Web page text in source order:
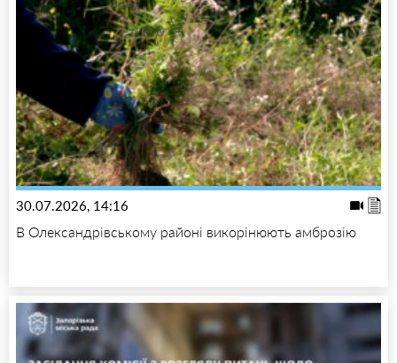
30.07.2026, 14:16
В Олександрівському районі викорінюють амброзію